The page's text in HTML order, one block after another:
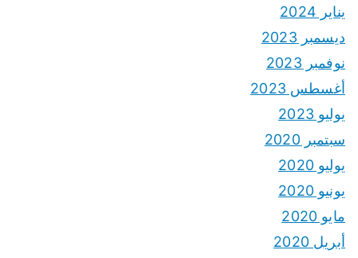
يناير 2024
ديسمبر 2023
نوفمبر 2023
أغسطس 2023
يوليو 2023
سبتمبر 2020
يوليو 2020
يونيو 2020
مايو 2020
أبريل 2020